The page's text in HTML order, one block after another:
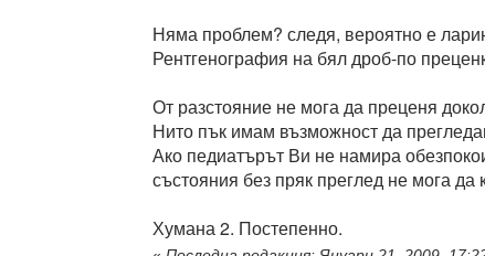
Няма проблем? следя, вероятно е
Рентгенография на бял дроб-по
От разстояние не мога да преценя
Нито пък имам възможност да
Ако педиатърът Ви не намира
състояния без пряк преглед не мога да
Хумана 2. Постепенно.